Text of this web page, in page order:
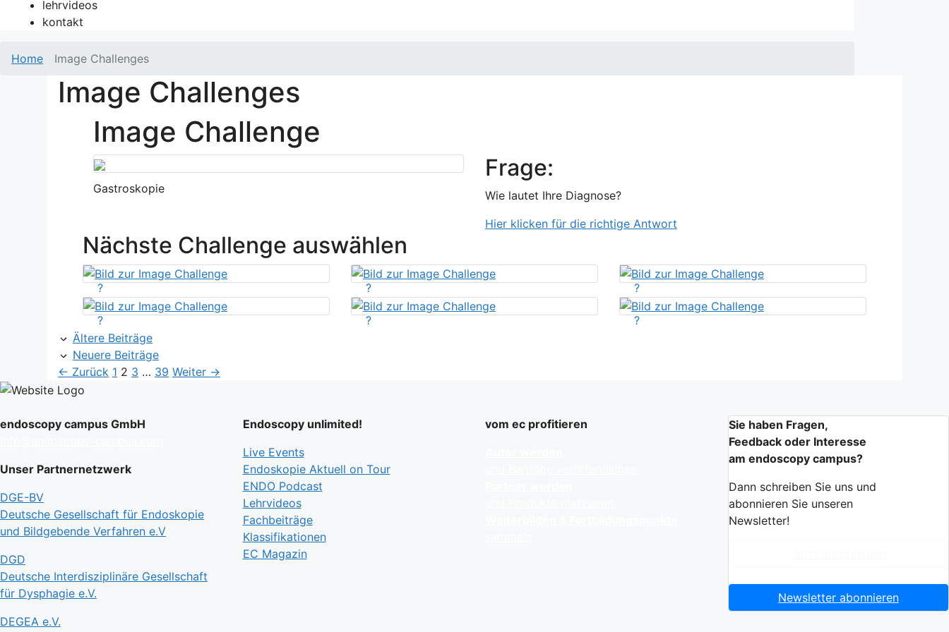
lehrvideos
kontakt
Home Image Challenges
Image Challenges
Image Challenge
Gastroskopie
Frage:
Wie lautet Ihre Diagnose?
Hier klicken für die richtige Antwort
Nächste Challenge auswählen
? ? ?
? ?
?
Ältere Beiträge
Neuere Beiträge
← Zurück Seite
1 Seite
2 Seite
3 … Seite
39 Weiter →
endoscopy campus GmbH
Unser Partnernetzwerk
DGE-BV
Deutsche Gesellschaft für Endoskopie
und Bildgebende Verfahren e.V
DGD
Deutsche Interdisziplinäre Gesellschaft
für Dysphagie e.V.
DEGEA e.V.
Endoscopy unlimited!
Live Events
Endoskopie Aktuell on Tour
ENDO Podcast
Lehrvideos
Fachbeiträge
Klassifikationen
EC Magazin
vom ec profitieren
Sie haben Fragen,
Feedback oder Interesse
am endoscopy campus?
Dann schreiben Sie uns und
abonnieren Sie unseren
Newsletter!
Newsletter abonnieren